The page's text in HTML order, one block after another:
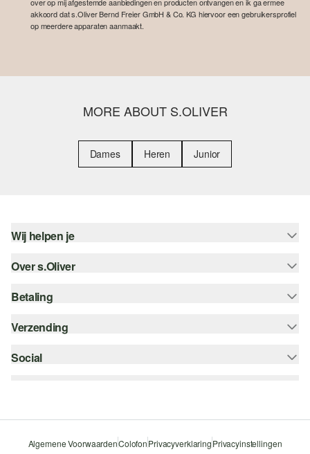
over op mij afgestemde aanbiedingen en producten ontvangen en ik ga ermee
akkoord dat s.Oliver Bernd Freier GmbH & Co. KG hiervoor een gebruikersprofiel
op meerdere apparaten aanmaakt.
MORE ABOUT S.OLIVER
Dames Heren Junior
Wij helpen je
Help - FAQ
Top categorieën
Over s.Oliver
Nieuwsbrief
Duurzaamheid
Storefinder
Betaling
Koop op rekening
Bancontact
Beveiligde SSL-Verbinding
Verzending
bpost
Social
Algemene VoorwaardenColofonPrivacyverklaringPrivacyinstellingen